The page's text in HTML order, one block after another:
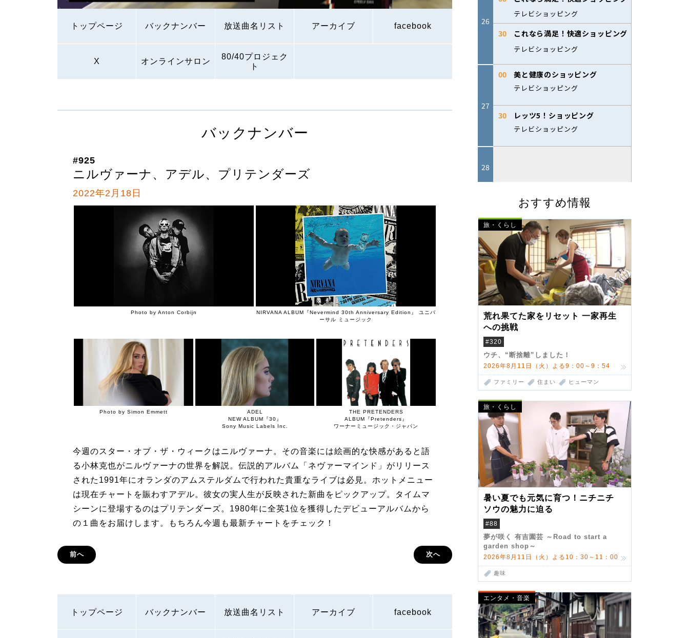
トップページ バックナンバー 放送曲名リスト アーカイブ facebook
X オンラインサロン
80/40プロジェク
ト
おすすめ情報
旅・くらし
荒れ果てた家をリセット 一家再生
への挑戦
#320
ウチ、“断捨離”しました！
2026年8月11日（火）よる9：00～9：54
ファミリー 住まい ヒューマン
旅・くらし
暑い夏でも元気に育つ！ニチニチ
ソウの魅力に迫る
#88
夢が咲く 有吉園芸 ～Road to start a
garden shop～
2026年8月11日（火）よる10：30～11：00
趣味
エンタメ・音楽
バックナンバー
#925
ニルヴァーナ、アデル、プリテンダーズ
2022年2月18日
Photo by Anton Corbijn
NIRVANA ALBUM『Nevermind 30th Anniversary Edition』 ユニバ
ーサル ミュージック
Photo by Simon Emmett
ADEL
NEW ALBUM『30』
Sony Music Labels Inc.
THE PRETENDERS
ALBUM『Pretenders』
ワーナーミュージック・ジャパン
今週のスター・オブ・ザ・ウィークはニルヴァーナ。その音楽には絵画的な快感があると語
る小林克也がニルヴァーナの世界を解説。伝説的アルバム「ネヴァーマインド」がリリース
された1991年にオランダのアムステルダムで行われた貴重なライブは必見。ホットメニュー
は現在チャートを賑わすアデル。彼女の実人生が反映された新曲をピックアップ。タイムマ
シーンに登場するのはプリテンダーズ。1980年に全英1位を獲得したデビューアルバムから
の１曲をお届けします。もちろん今週も最新チャートをチェック！
前へ 次へ
トップページ バックナンバー 放送曲名リスト アーカイブ facebook